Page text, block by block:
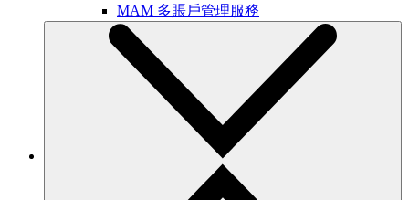
MAM 多賬戶管理服務